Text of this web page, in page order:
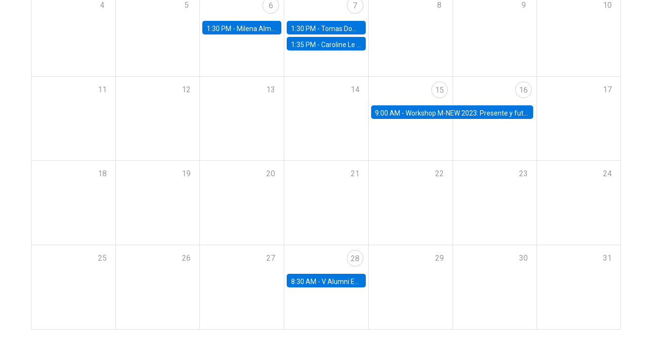
4 5 6
1:30 PM - Milena Almagro, University of ChicagoChicago Booth School of Business
7
1:30 PM -Tomas Dominguez-Iino, Chicago Booth School of Business
1:35 PM -Caroline Le Pennec, HEC Montréal
8 9 10
11 12 13 14 15
9:00 AM - Workshop M-NEW 2023: Presente y futuro del trabajo y el rol de las nuevas tecnologías
16 17
18 19 20 21 22 23 24
25 26 27 28
8:30 AM -V Alumni Economics Workshop
29 30 31